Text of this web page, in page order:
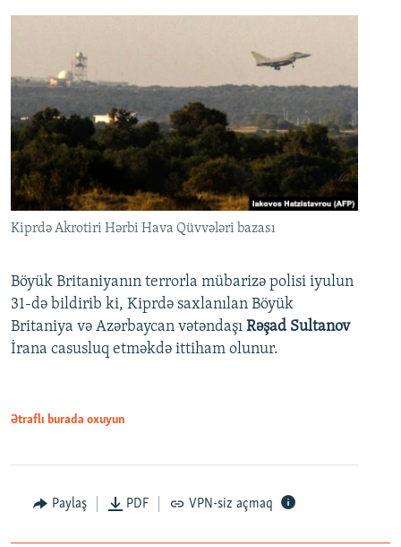
Kiprdə Akrotiri Hərbi Hava Qüvvələri bazası
Böyük Britaniyanın terrorla mübarizə polisi iyulun
31-də bildirib ki, Kiprdə saxlanılan Böyük
Britaniya və Azərbaycan vətəndaşı Rəşad Sultanov
İrana casusluq etməkdə ittiham olunur.
Ətraflı burada oxuyun
Paylaş PDF VPN-siz açmaq